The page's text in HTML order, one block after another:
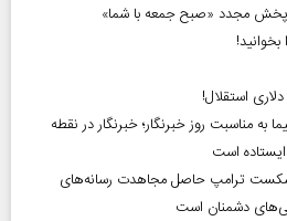
پخش مجدد «صبح جمعه با شما»
استقلال!
به مناسبت روز خبرنگار؛ خبرنگار در نقطه
است
شکست ترامپ حاصل مجاهدت رسانه‌های
دشمنان است